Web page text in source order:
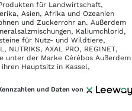
für Landwirtschaft,
Asien, Afrika und Ozeanien
und Zuckerrohr an. Außerdem
Kaliumchlorid,
für Nutz- und Wildtiere,
AXAL PRO, REGINET,
unter der Marke Cérébos Außerdem
Hauptsitz in Kassel,
und Daten von